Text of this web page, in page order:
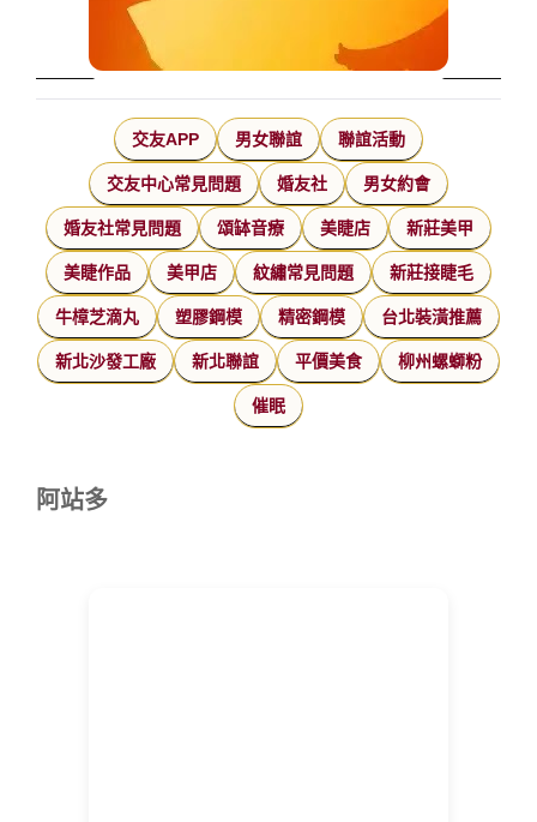
交友APP 男女聯誼 聯誼活動
交友中心常見問題 婚友社 男女約會
婚友社常見問題 頌缽音療 美睫店 新莊美甲
美睫作品 美甲店 紋繡常見問題 新莊接睫毛
牛樟芝滴丸 塑膠鋼模 精密鋼模 台北裝潢推薦
新北沙發工廠 新北聯誼 平價美食 柳州螺螄粉
催眠
阿站多